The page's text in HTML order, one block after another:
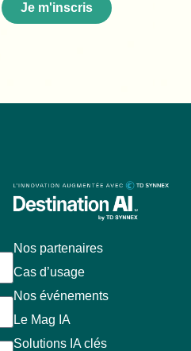
Je m'inscris
Nos partenaires
Cas d’usage
Nos événements
Le Mag IA
Solutions IA clés